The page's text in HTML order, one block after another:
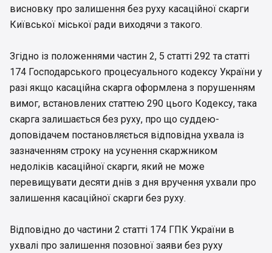
висновку про залишення без руху касаційної скарги
Київської міської ради виходячи з такого.
Згідно із положеннями частин 2, 5 статті 292 та статті
174 Господарського процесуального кодексу України у
разі якщо касаційна скарга оформлена з порушенням
вимог, встановлених статтею 290 цього Кодексу, така
скарга залишається без руху, про що суддею-
доповідачем постановляється відповідна ухвала із
зазначенням строку на усунення скаржником
недоліків касаційної скарги, який не може
перевищувати десяти днів з дня вручення ухвали про
залишення касаційної скарги без руху.
Відповідно до частини 2 статті 174 ГПК України в
ухвалі про залишення позовної заяви без руху